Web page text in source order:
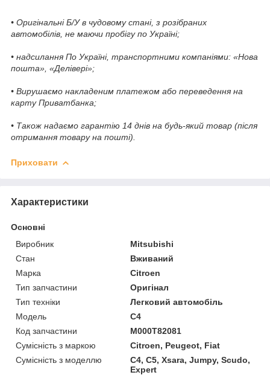
• Оригінальні Б/У в чудовому стані, з розібраних
автомобілів, не маючи пробігу по Україні;
• надсилання По Україні, транспортними компаніями: «Нова
пошта», «Делівері»;
• Вирушаємо накладеним платежом або переведення на
карту Приватбанка;
• Також надаємо гарантію 14 днів на будь-який товар (після
отримання товару на пошті).
Приховати
Характеристики
Основні
Виробник
Mitsubishi
Стан
Вживаний
Марка
Citroen
Тип запчастини
Оригінал
Тип техніки
Легковий автомобіль
Модель
C4
Код запчастини
M000T82081
Сумісність з маркою
Citroen, Peugeot, Fiat
Сумісність з моделлю
C4, C5, Xsara, Jumpy, Scudo,
Expert